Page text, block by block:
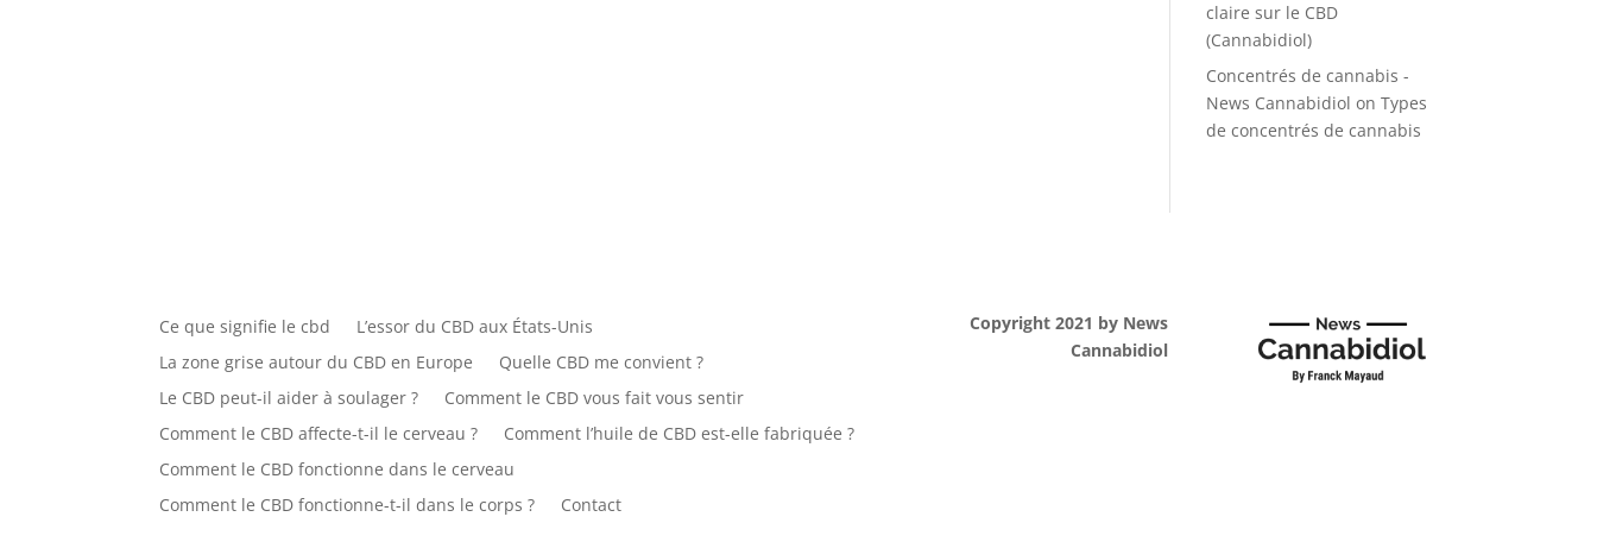
claire sur le CBD
(Cannabidiol)
Concentrés de cannabis -
News Cannabidiol onTypes
de concentrés de cannabis
Ce que signifie le cbd
L’essor du CBD aux États-Unis
La zone grise autour du CBD en Europe
Quelle CBD me convient ?
Le CBD peut-il aider à soulager ?
Comment le CBD vous fait vous sentir
Comment le CBD affecte-t-il le cerveau ?
Comment l’huile de CBD est-elle fabriquée ?
Comment le CBD fonctionne dans le cerveau
Comment le CBD fonctionne-t-il dans le corps ?
Contact
Copyright 2021 by News
Cannabidiol